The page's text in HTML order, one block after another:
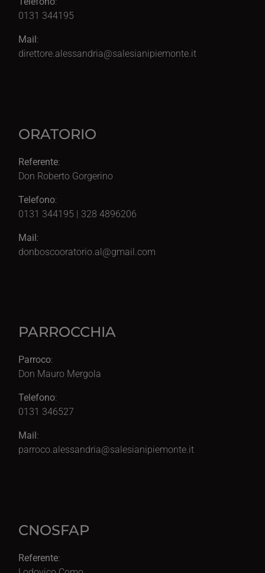
0131 344195
Mail :
direttore.alessandria@salesianipiemonte.it
ORATORIO
Referente:
Don Roberto Gorgerino
Telefono:
0131 344195 | 328 4896206
Mail:
donboscooratorio.al@gmail.com
PARROCCHIA
Parroco:
Don Mauro Mergola
Telefono:
0131 346527
Mail :
parroco.alessandria@salesianipiemonte.it
CNOSFAP
Referente: